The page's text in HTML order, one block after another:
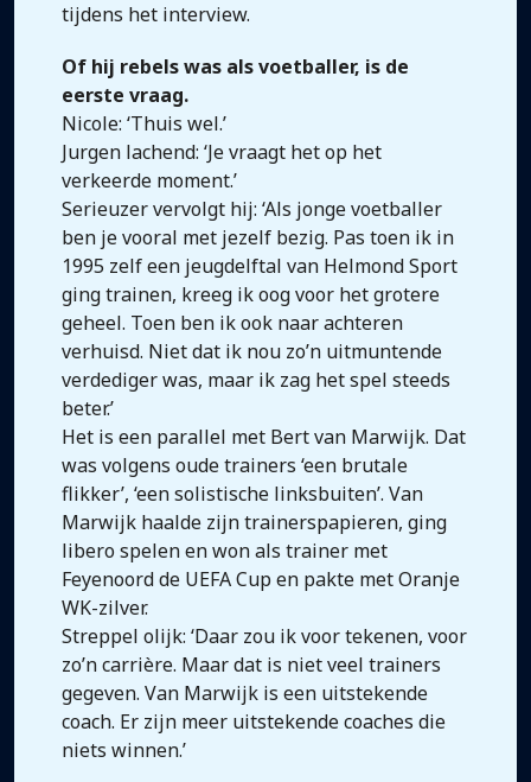
tijdens het interview.
Of hij rebels was als voetballer, is de
eerste vraag.
Nicole: ‘Thuis wel.’
Jurgen lachend: ‘Je vraagt het op het
verkeerde moment.’
Serieuzer vervolgt hij: ‘Als jonge voetballer
ben je vooral met jezelf bezig. Pas toen ik in
1995 zelf een jeugdelftal van Helmond Sport
ging trainen, kreeg ik oog voor het grotere
geheel. Toen ben ik ook naar achteren
verhuisd. Niet dat ik nou zo’n uitmuntende
verdediger was, maar ik zag het spel steeds
beter.’
Het is een parallel met Bert van Marwijk. Dat
was volgens oude trainers ‘een brutale
flikker’, ‘een solistische linksbuiten’. Van
Marwijk haalde zijn trainerspapieren, ging
libero spelen en won als trainer met
Feyenoord de UEFA Cup en pakte met Oranje
WK-zilver.
Streppel olijk: ‘Daar zou ik voor tekenen, voor
zo’n carrière. Maar dat is niet veel trainers
gegeven. Van Marwijk is een uitstekende
coach. Er zijn meer uitstekende coaches die
niets winnen.’